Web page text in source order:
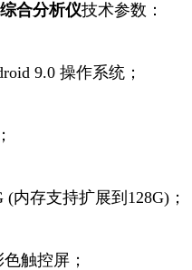
合分析仪技术参数：
9.0 操作系统；
内存支持扩展到128G)；
触控屏；